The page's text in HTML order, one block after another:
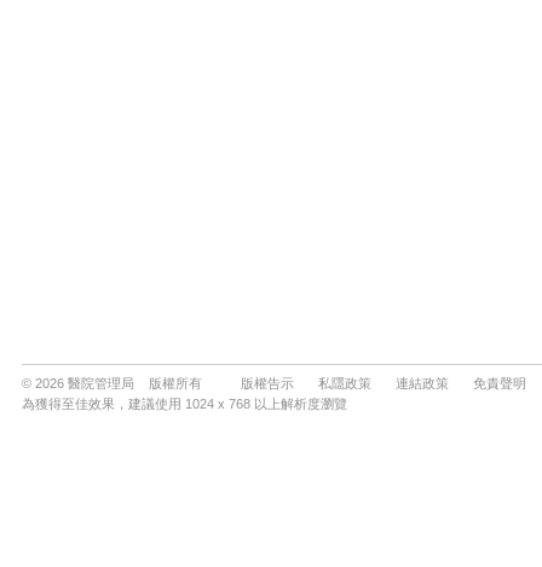
© 2026 醫院管理局 版權所有 版權告示 私隱政策 連結政策
免責聲明
為獲得至佳效果，建議使用 1024 x 768 以上解析度瀏覽